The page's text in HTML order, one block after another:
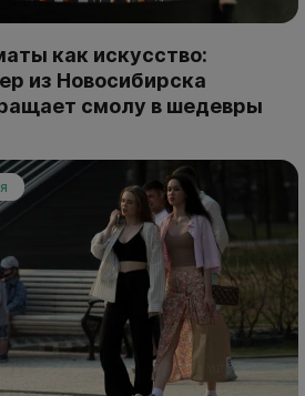
как искусство:
из Новосибирска
смолу в шедевры